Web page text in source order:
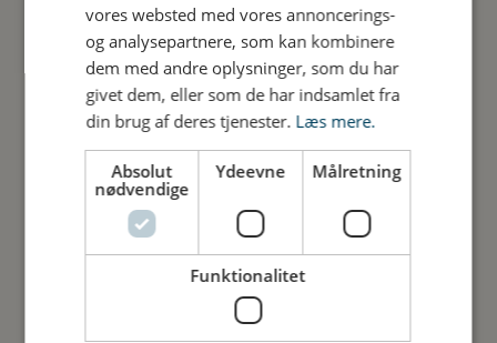
2023 Finansieringen var på plads
I Marts 2023 var den endelige finansiering på
plads med støtte fra; fra A.P. Møller Fonden på
25. mio. kr., Nordea-fonden på omkring 19 mio.
kr., Ministeriet for Fødevarer, Landbrug og
Fiskeri på 22 mio. kr. og fra Assens Kommune på
15. mio. kr.
vores websted med vores annoncerings-
og analysepartnere, som kan kombinere
dem med andre oplysninger, som du har
givet dem, eller som de har indsamlet fra
din brug af deres tjenester. Læs mere.
Absolut
nødvendige
Ydeevne Målretning
Funktionalitet